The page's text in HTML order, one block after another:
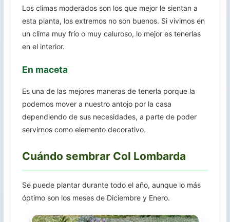
Los climas moderados son los que mejor le sientan a
esta planta, los extremos no son buenos. Si vivimos en
un clima muy frío o muy caluroso, lo mejor es tenerlas
en el interior.
En maceta
Es una de las mejores maneras de tenerla porque la
podemos mover a nuestro antojo por la casa
dependiendo de sus necesidades, a parte de poder
servirnos como elemento decorativo.
Cuándo sembrar Col Lombarda
Se puede plantar durante todo el año, aunque lo más
óptimo son los meses de Diciembre y Enero.